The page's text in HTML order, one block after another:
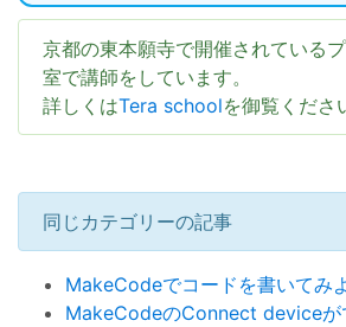
京都の東本願寺で開催されている
室で講師をしています。
詳しくはTera schoolを御覧くださ
同じカテゴリーの記事
MakeCodeでコードを書いてみ
MakeCodeのConnect deviceが